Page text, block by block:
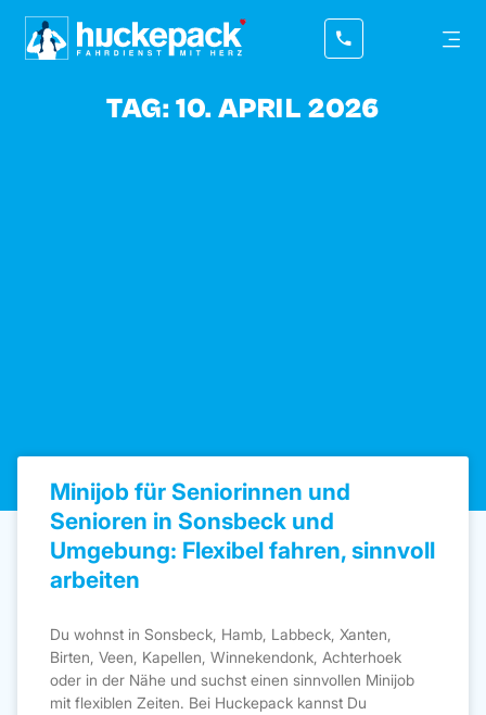
TAG: 10. APRIL 2026
Minijob für Seniorinnen und
Senioren in Sonsbeck und
Umgebung: Flexibel fahren, sinnvoll
arbeiten
Du wohnst in Sonsbeck, Hamb, Labbeck, Xanten,
Birten, Veen, Kapellen, Winnekendonk, Achterhoek
oder in der Nähe und suchst einen sinnvollen Minijob
mit flexiblen Zeiten. Bei Huckepack kannst Du